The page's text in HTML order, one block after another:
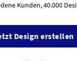
Kunden, 40.000
Design erstellen